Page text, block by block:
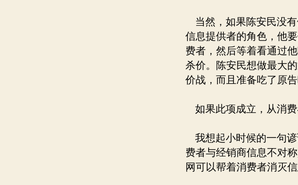
当然，如果陈安民没
信息提供者的角色，他
费者，然后等着看通过
杀价。陈安民想做最大
价战，而且准备吃了原
如果此项成立，从消费
我想起小时候的一句
费者与经销商信息不对
网可以帮着消费者消灭